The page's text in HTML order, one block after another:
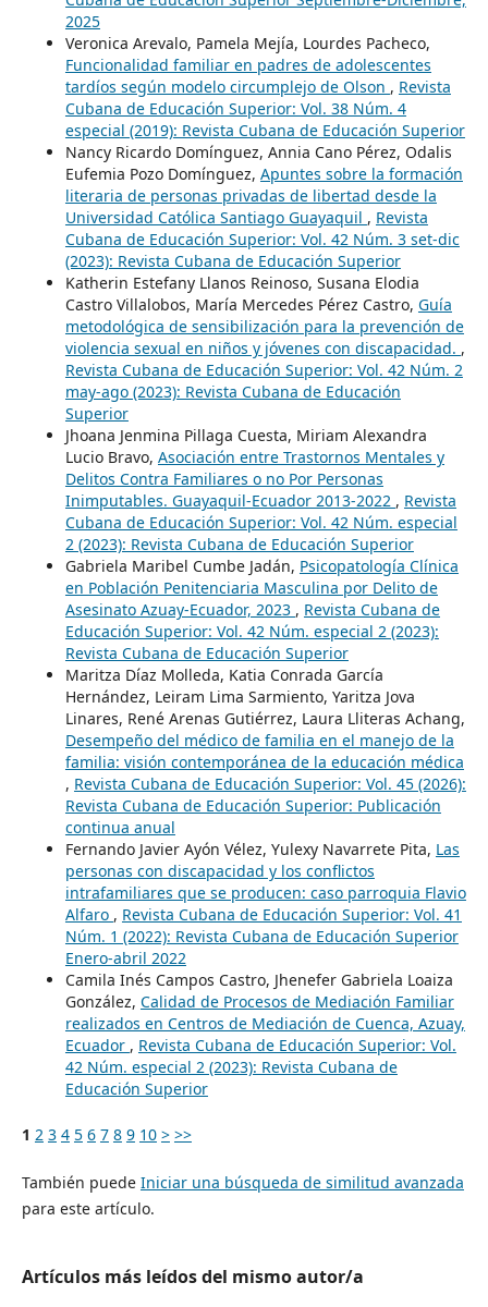
2025
Veronica Arevalo, Pamela Mejía, Lourdes Pacheco,
Funcionalidad familiar en padres de adolescentes
tardíos según modelo circumplejo de Olson , Revista
Cubana de Educación Superior: Vol. 38 Núm. 4
especial (2019): Revista Cubana de Educación Superior
Nancy Ricardo Domínguez, Annia Cano Pérez, Odalis
Eufemia Pozo Domínguez, Apuntes sobre la formación
literaria de personas privadas de libertad desde la
Universidad Católica Santiago Guayaquil , Revista
Cubana de Educación Superior: Vol. 42 Núm. 3 set-dic
(2023): Revista Cubana de Educación Superior
Katherin Estefany Llanos Reinoso, Susana Elodia
Castro Villalobos, María Mercedes Pérez Castro, Guía
metodológica de sensibilización para la prevención de
violencia sexual en niños y jóvenes con discapacidad. ,
Revista Cubana de Educación Superior: Vol. 42 Núm. 2
may-ago (2023): Revista Cubana de Educación
Superior
Jhoana Jenmina Pillaga Cuesta, Miriam Alexandra
Lucio Bravo, Asociación entre Trastornos Mentales y
Delitos Contra Familiares o no Por Personas
Inimputables. Guayaquil-Ecuador 2013-2022 , Revista
Cubana de Educación Superior: Vol. 42 Núm. especial
2 (2023): Revista Cubana de Educación Superior
Gabriela Maribel Cumbe Jadán, Psicopatología Clínica
en Población Penitenciaria Masculina por Delito de
Asesinato Azuay-Ecuador, 2023 , Revista Cubana de
Educación Superior: Vol. 42 Núm. especial 2 (2023):
Revista Cubana de Educación Superior
Maritza Díaz Molleda, Katia Conrada García
Hernández, Leiram Lima Sarmiento, Yaritza Jova
Linares, René Arenas Gutiérrez, Laura Lliteras Achang,
Desempeño del médico de familia en el manejo de la
familia: visión contemporánea de la educación médica
, Revista Cubana de Educación Superior: Vol. 45 (2026):
Revista Cubana de Educación Superior: Publicación
continua anual
Fernando Javier Ayón Vélez, Yulexy Navarrete Pita, Las
personas con discapacidad y los conflictos
intrafamiliares que se producen: caso parroquia Flavio
Alfaro , Revista Cubana de Educación Superior: Vol. 41
Núm. 1 (2022): Revista Cubana de Educación Superior
Enero-abril 2022
Camila Inés Campos Castro, Jhenefer Gabriela Loaiza
González, Calidad de Procesos de Mediación Familiar
realizados en Centros de Mediación de Cuenca, Azuay,
Ecuador , Revista Cubana de Educación Superior: Vol.
42 Núm. especial 2 (2023): Revista Cubana de
Educación Superior
1 2 3 4 5 6 7 8 9 10 > >>
También puede Iniciar una búsqueda de similitud avanzada
para este artículo.
Artículos más leídos del mismo autor/a